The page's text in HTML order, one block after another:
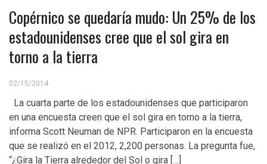
Copérnico se quedaría mudo: Un 25% de los
estadounidenses cree que el sol gira en
torno a la tierra
02/15/2014
La cuarta parte de los estadounidenses que participaron
en una encuesta creen que el sol gira en torno a la tierra,
informa Scott Neuman de NPR. Participaron en la encuesta
que se realizó en el 2012, 2,200 personas. La pregunta fue,
“¿Gira la Tierra alrededor del Sol o gira […]